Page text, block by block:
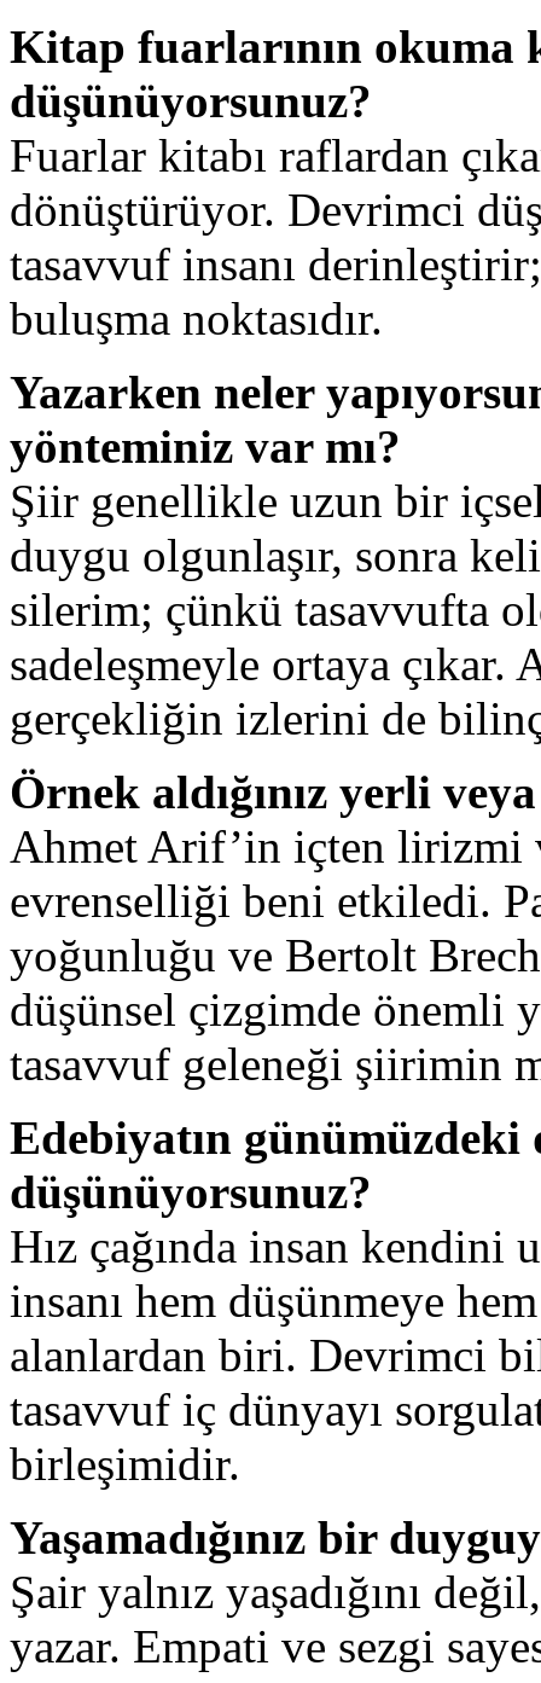
Kitap fuarlarının okuma
düşünüyorsunuz?
Fuarlar kitabı raflardan
dönüştürüyor. Devrimci
tasavvuf insanı
buluşma noktasıdır.
Yazarken neler
yönteminiz var mı?
Şiir genellikle uzun bir
duygu olgunlaşır, sonra
silerim; çünkü tasavvufta
sadeleşmeyle ortaya çıkar.
gerçekliğin izlerini de
Örnek aldığınız yerli
Ahmet Arif’in içten lirizmi
evrenselliği beni etkiledi.
yoğunluğu ve Bertolt
düşünsel çizgimde önemli
tasavvuf geleneği şiirimin
Edebiyatın günümüzdeki
düşünüyorsunuz?
Hız çağında insan
insanı hem düşünmeye
alanlardan biri. Devrimci
tasavvuf iç dünyayı
birleşimidir.
Yaşamadığınız bir
Şair yalnız yaşadığını
yazar. Empati ve sezgi